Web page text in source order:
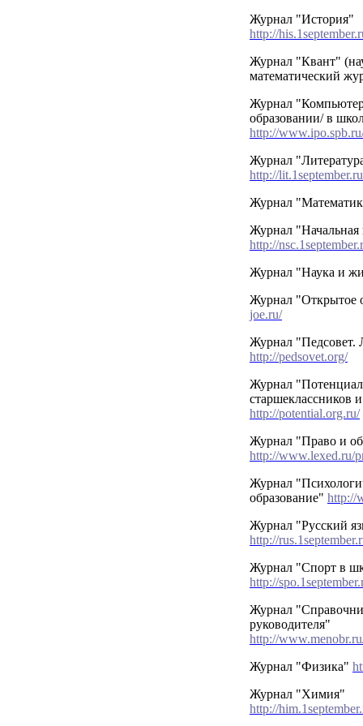
Журнал "История"
http://
Журнал "Квант"
математический
Журнал
образовании/ в
http://
Журнал
http://
Журнал
Журнал "Начальная
http://
Журнал "Наука и
Журнал "Открытое
joe.ru/
Журнал "Педсовет.
http://pedsovet.org/
Журнал
старшеклассников
http://potential.org.ru/
Журнал "Право и
http://www.lexed.ru/
Журнал
образование" http://
Журнал "Русский
http://
Журнал "Спорт в
http://
Журнал
руководителя"
http://
Журнал "Физика"
Журнал "Химия"
http://